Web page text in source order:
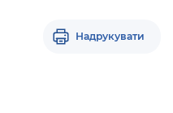
Надрукувати